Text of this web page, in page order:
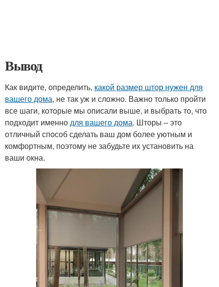
Вывод
Как видите, определить, какой размер штор нужен для
вашего дома, не так уж и сложно. Важно только пройти
все шаги, которые мы описали выше, и выбрать то, что
подходит именнодля вашего дома. Шторы – это
отличный способ сделать ваш дом более уютным и
комфортным, поэтому не забудьте их установить на
ваши окна.